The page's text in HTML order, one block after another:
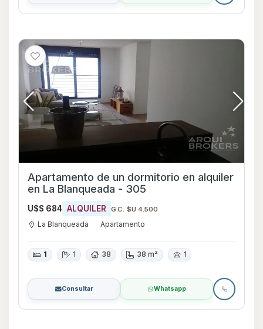
Apartamento de un dormitorio en alquiler
en La Blanqueada - 305
U$S 684 ALQUILER G.C. $U 4.500
La Blanqueada Apartamento
1 1 38 38 m² 1
Consultar Whatsapp